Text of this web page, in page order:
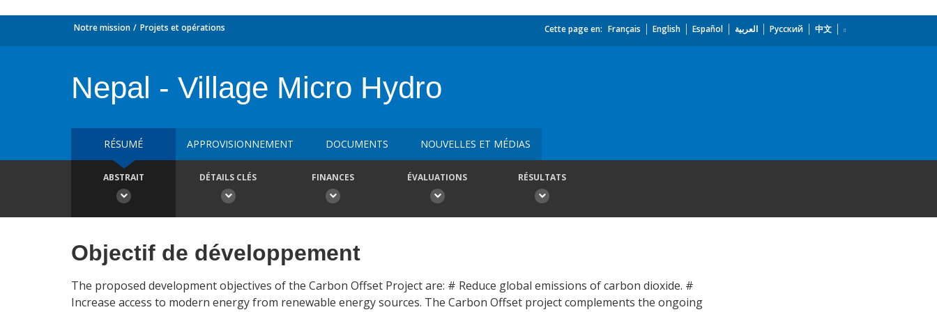
Notre mission Projets et opérations Cette page en: Français English Español العربية Русский 中文
Nepal - Village Micro Hydro
RÉSUMÉ APPROVISIONNEMENT DOCUMENTS NOUVELLES ET MÉDIAS
ABSTRAIT DÉTAILS CLÉS FINANCES ÉVALUATIONS RÉSULTATS
Objectif de développement
The proposed development objectives of the Carbon Offset Project are: # Reduce global emissions of carbon dioxide. #
Increase access to modern energy from renewable energy sources. The Carbon Offset project complements the ongoing